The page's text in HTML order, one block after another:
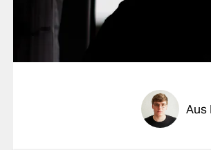
unterstützen
genossenschaft
Aus